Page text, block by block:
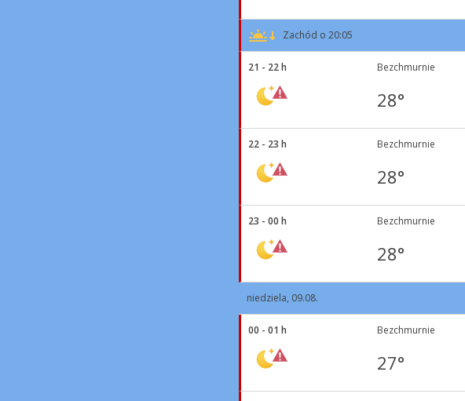
Zachód o 20:05
21 - 22 h Bezchmurnie
28°
22 - 23 h Bezchmurnie
28°
23 - 00 h Bezchmurnie
28°
niedziela, 09.08.
00 - 01 h Bezchmurnie
27°